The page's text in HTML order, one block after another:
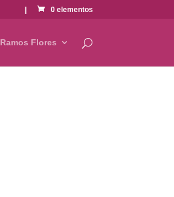
0 elementos
Ramos Flores